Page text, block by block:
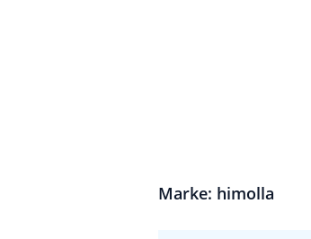
Marke: himolla